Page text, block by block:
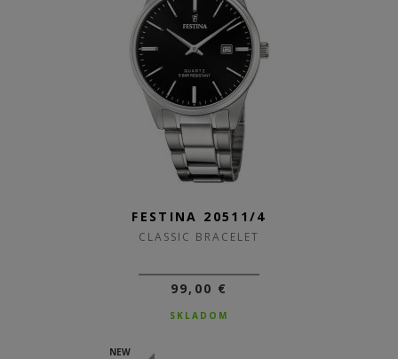
FESTINA 20511/4
CLASSIC BRACELET
99,00 €
SKLADOM
NEW